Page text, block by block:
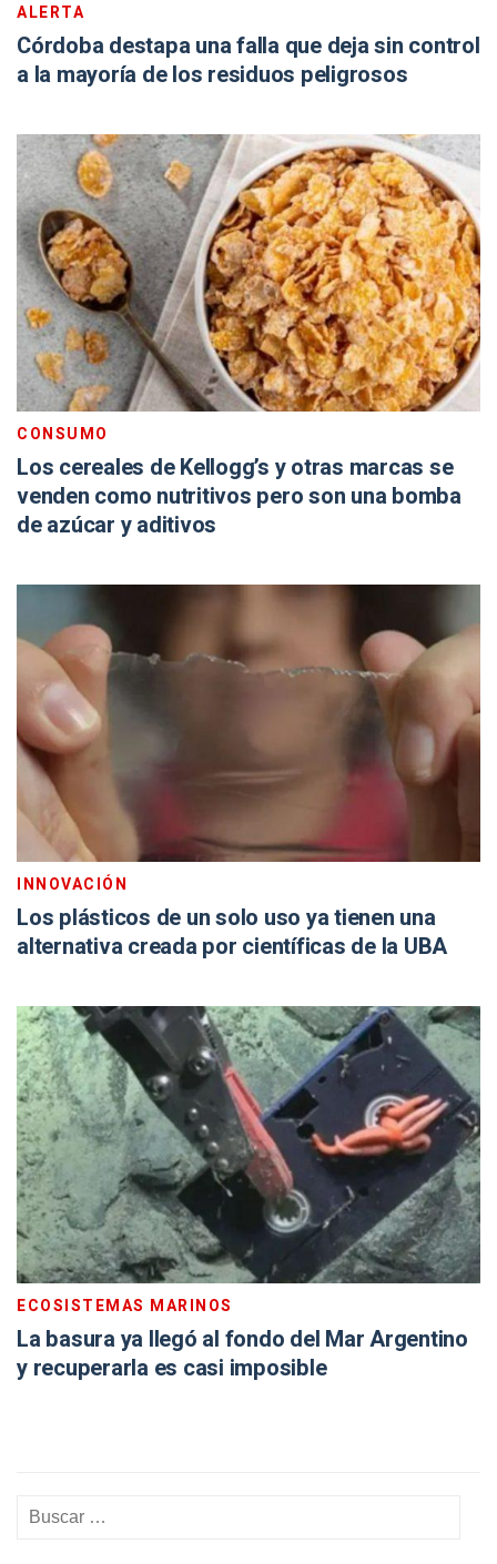
ALERTA
Córdoba destapa una falla que deja sin control
a la mayoría de los residuos peligrosos
CONSUMO
Los cereales de Kellogg’s y otras marcas se
venden como nutritivos pero son una bomba
de azúcar y aditivos
INNOVACIÓN
Los plásticos de un solo uso ya tienen una
alternativa creada por científicas de la UBA
ECOSISTEMAS MARINOS
La basura ya llegó al fondo del Mar Argentino
y recuperarla es casi imposible